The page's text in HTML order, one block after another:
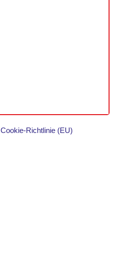
Cookie-Richtlinie (EU)